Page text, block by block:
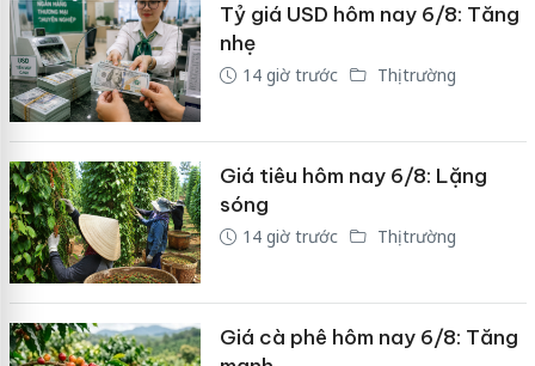
Tỷ giá USD hôm nay 6/8: Tăng
nhẹ
14 giờ trước Thị trường
Giá tiêu hôm nay 6/8: Lặng
sóng
14 giờ trước Thị trường
Giá cà phê hôm nay 6/8: Tăng